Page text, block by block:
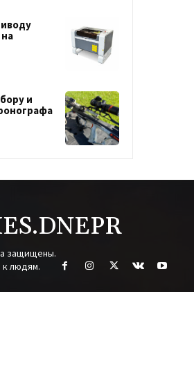
и
защищены.
к людям.